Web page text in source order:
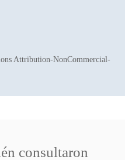
Attribution-NonCommercial-
consultaron